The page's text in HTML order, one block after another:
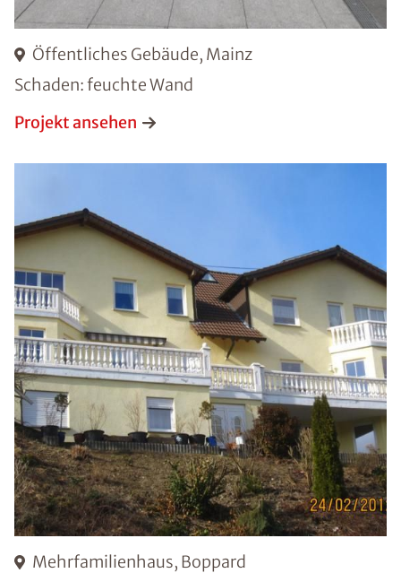
Öffentliches Gebäude, Mainz
Schaden: feuchte Wand
Projekt ansehen
Mehrfamilienhaus, Boppard